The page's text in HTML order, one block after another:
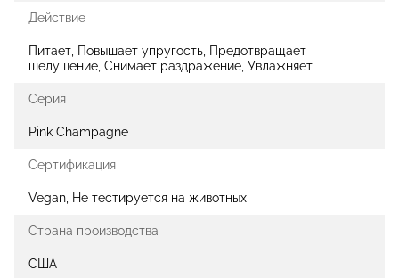
Действие
Питает, Повышает упругость, Предотвращает
шелушение, Снимает раздражение, Увлажняет
Серия
Pink Champagne
Сертификация
Vegan, Не тестируется на животных
Страна производства
США